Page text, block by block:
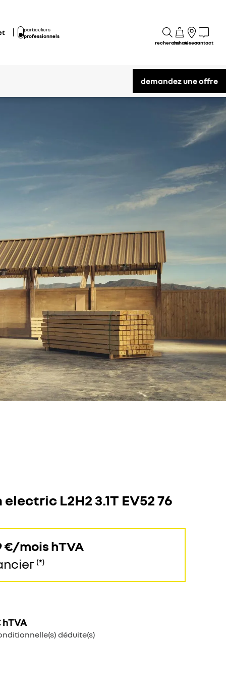
particuliers
professionnels
rechercheachatréseaucontact
demandez une offre
L2H2 3.1T EV52 76
€/mois hTVA
(*)
hTVA
déduite(s)